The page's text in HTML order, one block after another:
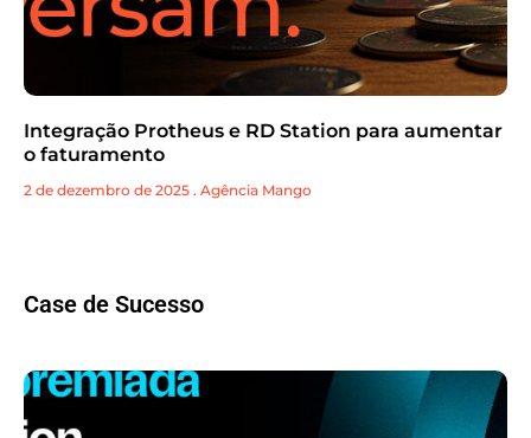
Integração Protheus e RD Station para aumentar
o faturamento
2 de dezembro de 2025 . Agência Mango
Case de Sucesso